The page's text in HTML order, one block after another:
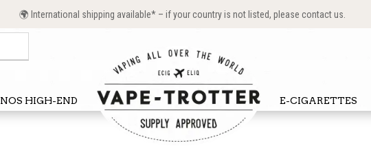
🌍 International shipping available* – if your country is not listed, please contact us.
NOS HIGH-END E-CIGARETTES